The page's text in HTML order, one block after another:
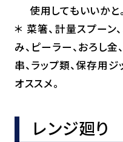
使用してもいいかと。
＊ 菜箸、計量スプーン
み、ピーラー、おろし金
串、ラップ類、保存用
オススメ。
レンジ廻り